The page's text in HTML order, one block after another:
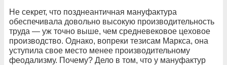
Не секрет, что позднеантичная мануфактура
обеспечивала довольно высокую производительность
труда — уж точно выше, чем средневековое цеховое
производство. Однако, вопреки тезисам Маркса, она
уступила свое место менее производительному
феодализму. Почему? Дело в том, что у мануфактур